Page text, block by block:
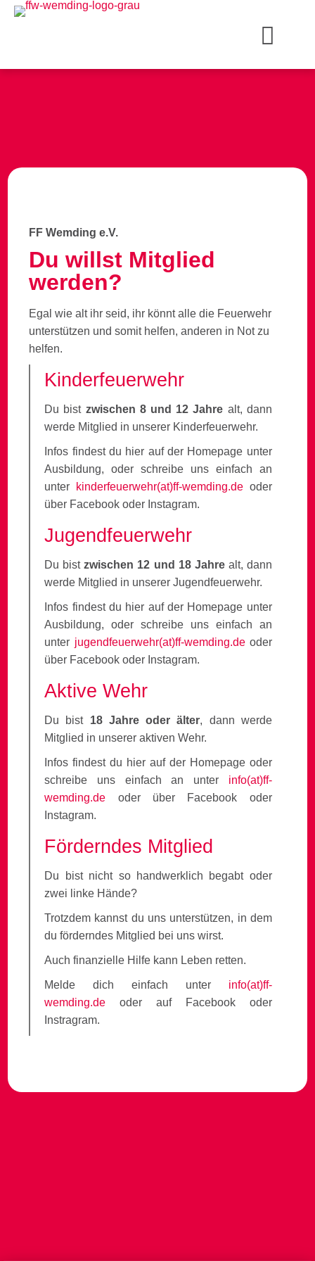
FF Wemding e.V.
Du willst Mitglied
werden?
Egal wie alt ihr seid, ihr könnt alle die Feuerwehr
unterstützen und somit helfen, anderen in Not zu
helfen.
Kinderfeuerwehr
Du bist zwischen 8 und 12 Jahre alt, dann
werde Mitglied in unserer Kinderfeuerwehr.
Infos findest du hier auf der Homepage unter
Ausbildung, oder schreibe uns einfach an
unter
kinderfeuerwehr(at)ff-wemding.de oder
über Facebook oder Instagram.
Jugendfeuerwehr
Du bistzwischen 12 und 18 Jahrealt, dann
werde Mitglied in unserer Jugendfeuerwehr.
Infos findest du hier auf der Homepage unter
Ausbildung, oder schreibe uns einfach an
unter jugendfeuerwehr(at)ff-wemding.deoder
über Facebook oder Instagram.
Aktive Wehr
Du bist 18 Jahre oder älter, dann werde
Mitglied in unserer aktiven Wehr.
Infos findest du hier auf der Homepage oder
schreibe uns einfach an unter info(at)ff-
wemding.de oder über Facebook oder
Instagram.
Förderndes Mitglied
Du bist nicht so handwerklich begabt oder
zwei linke Hände?
Trotzdem kannst du uns unterstützen, in dem
du förderndes Mitglied bei uns wirst.
Auch finanzielle Hilfe kann Leben retten.
Melde dich einfach unter info(at)ff-
wemding.de oder auf Facebook oder
Instragram.